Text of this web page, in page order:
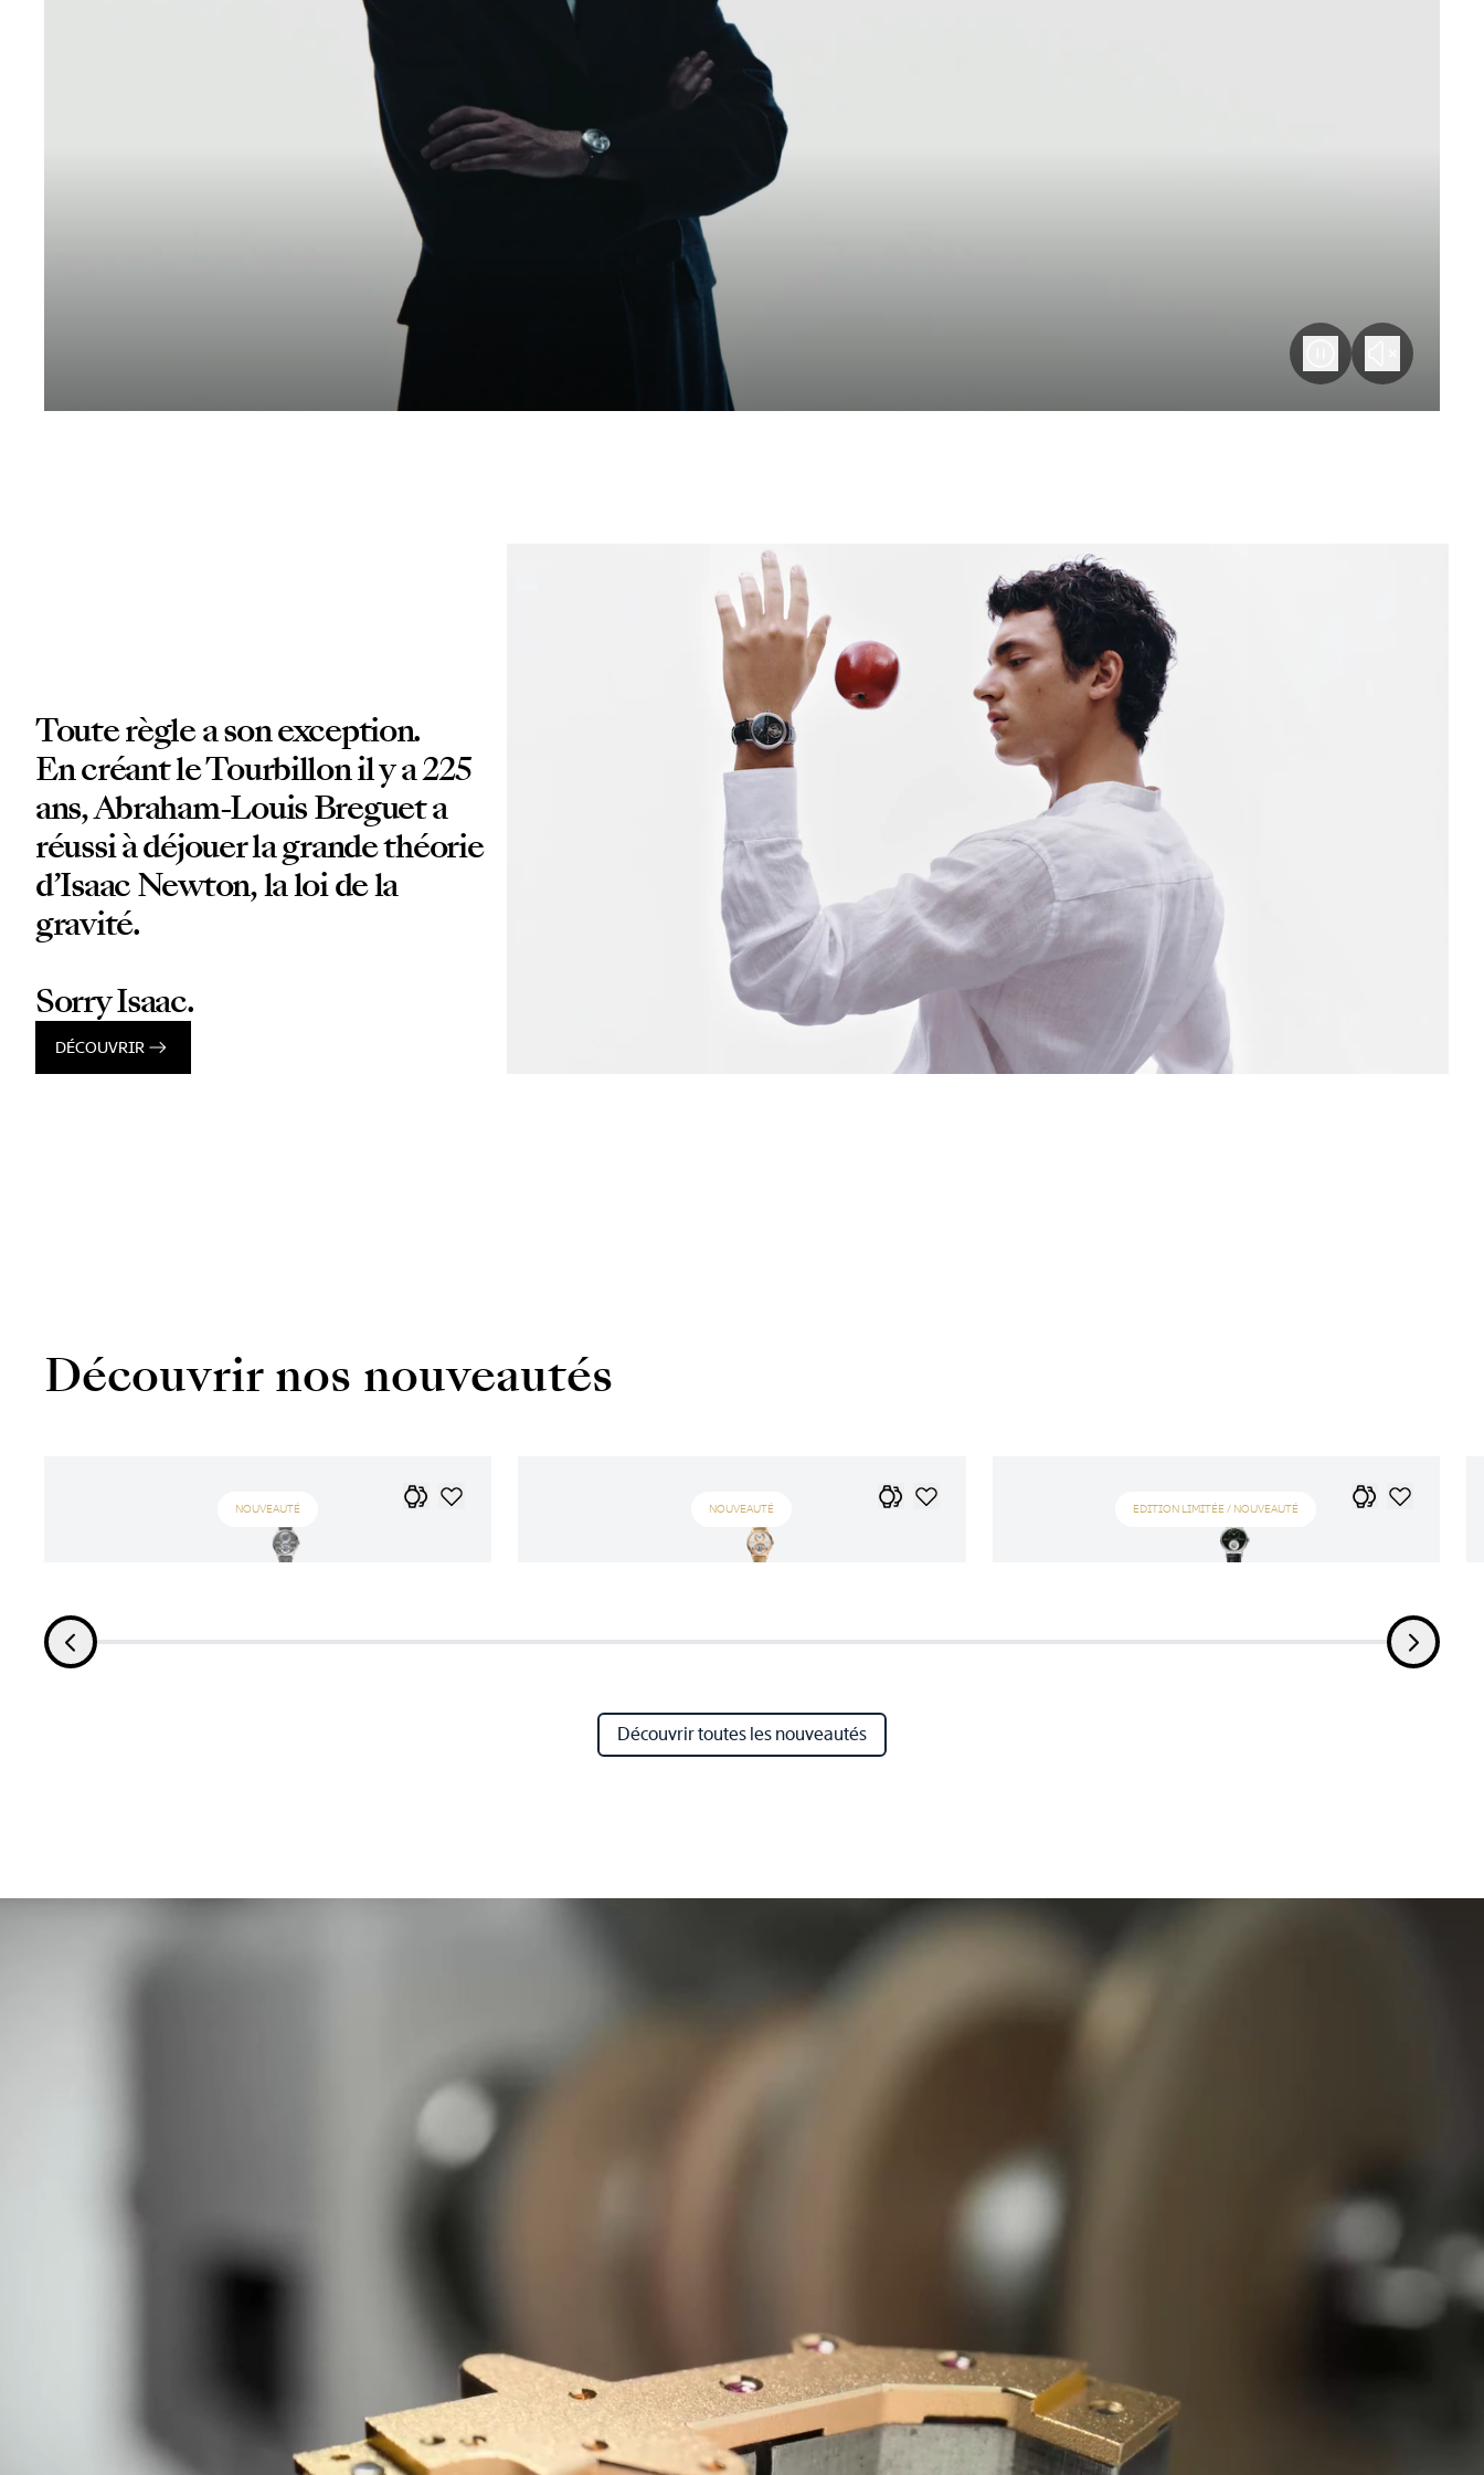
Toute règle a son exception.
En créant le Tourbillon il y a 225
ans, Abraham-Louis Breguet a
réussi à déjouer la grande théorie
d’Isaac Newton, la loi de la
gravité.
Sorry Isaac.
DÉCOUVRIR
Découvrir nos nouveautés
NOUVEAUTÉ NOUVEAUTÉ EDITION LIMITÉE / NOUVEAUTÉ
Découvrir toutes les nouveautés